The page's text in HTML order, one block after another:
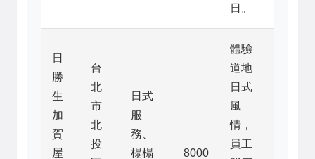
日。
日
勝
生
加
賀
屋
台
北
市
北
投
日式
服
務、
榻榻
8000
體驗
道地
日式
風
情，
員工